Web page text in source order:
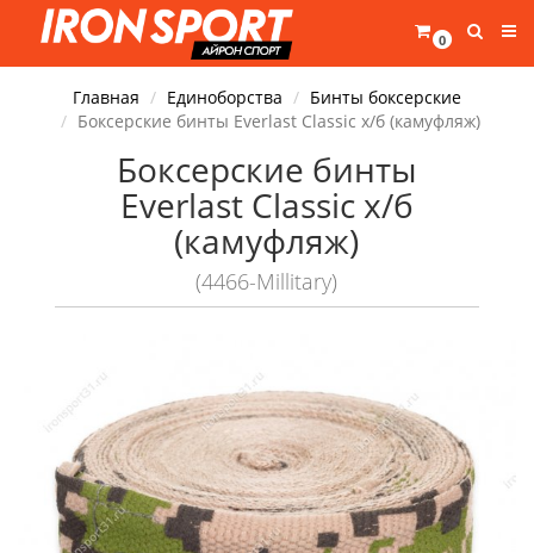
0
Главная Единоборства
Бинты боксерские
Боксерские бинты Everlast Classic х/б (камуфляж)
Боксерские бинты
Everlast Classic х/б
(камуфляж)
(4466-Millitary)